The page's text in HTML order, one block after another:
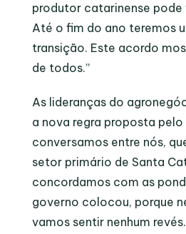
produtor catarinense pode
Até o fim do ano teremos
transição. Este acordo
de todos.”
As lideranças do
a nova regra proposta pelo
conversamos entre nós,
setor primário de Santa
concordamos com as
governo colocou, porque
vamos sentir nenhum